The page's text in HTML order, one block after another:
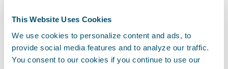
This Website Uses Cookies
We use cookies to personalize content and ads, to
provide social media features and to analyze our traffic.
You consent to our cookies if you continue to use our
clientes moderada por California Casualty,
donde analizaron sus perspectivas sobre la
trayectoria de sus clientes y el modo en que